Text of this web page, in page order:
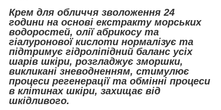
Крем для обличчя зволоження 24
години на основі екстракту морських
водоростей, олії абрикосу та
гіалуронової кислоти нормалізує та
підтримує гідроліпідний баланс усіх
шарів шкіри, розгладжує зморшки,
викликані зневодненням, стимулює
процеси регенерації та обмінні процеси
в клітинах шкіри, захищає від
шкідливого.